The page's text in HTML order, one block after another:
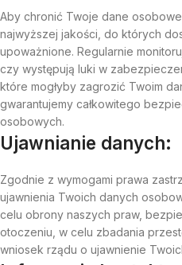
Aby chronić Twoje dane
najwyższej jakości, do których
upoważnione. Regularnie
czy występują luki w
które mogłyby zagrozić Twoim
gwarantujemy całkowitego
osobowych.
Ujawnianie danych:
Zgodnie z wymogami prawa
ujawnienia Twoich danych
celu obrony naszych praw,
otoczeniu, w celu zbadania
wniosek rządu o ujawnienie